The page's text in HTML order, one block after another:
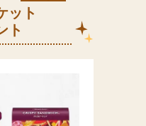
ット
ト